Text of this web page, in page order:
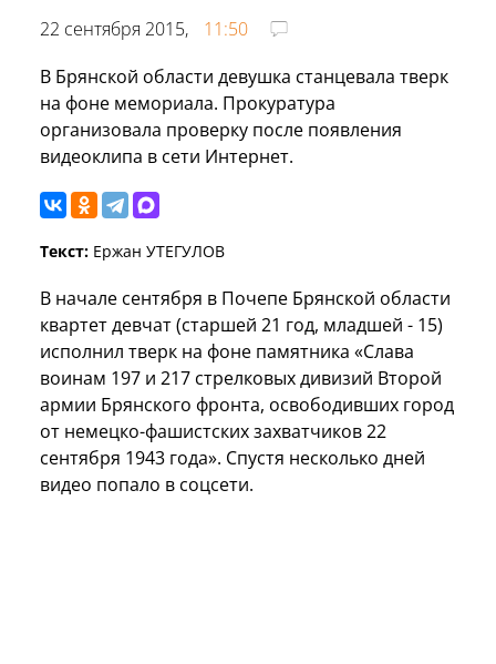
22 сентября 2015,
11:50
В Брянской области девушка станцевала тверк
на фоне мемориала. Прокуратура
организовала проверку после появления
видеоклипа в сети Интернет.
Текст: Ержан УТЕГУЛОВ
В начале сентября в Почепе Брянской области
квартет девчат (старшей 21 год, младшей - 15)
исполнил тверк на фоне памятника «Слава
воинам 197 и 217 стрелковых дивизий Второй
армии Брянского фронта, освободивших город
от немецко-фашистских захватчиков 22
сентября 1943 года». Спустя несколько дней
видео попало в соцсети.